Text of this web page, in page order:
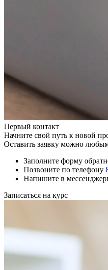
Первый контакт
Начните свой путь к новой
Оставить заявку можно
Заполните форму
Позвоните по телефону
Напишите в
Записаться на курс